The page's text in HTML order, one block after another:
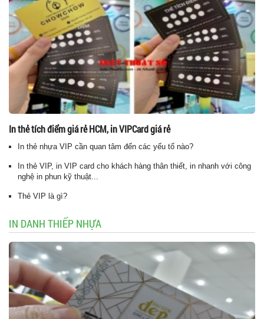
In thẻ tích điểm giá rẻ HCM, in VIPCard giá rẻ
In thẻ nhựa VIP cần quan tâm đến các yếu tố nào?
In thẻ VIP, in VIP card cho khách hàng thân thiết, in nhanh với công
nghệ in phun kỹ thuật...
Thẻ VIP là gì?
IN DANH THIẾP NHỰA